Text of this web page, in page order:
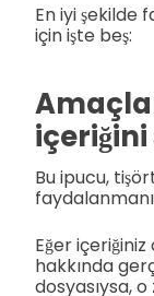
En iyi şekilde
için işte beş:
içeriğini
Bu ipucu,
Eğer içeriğiniz
hakkında
dosyasıysa,